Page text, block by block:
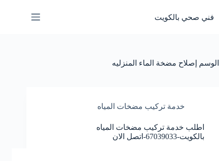
إلى
المحتوى
فني صحي بالكويت
الوسم إصلاح مضخة الماء المنزليه
خدمة تركيب مضخات المياه
اطلب خدمة تركيب مضخات المياه
بالكويت-67039033-اتصل الان